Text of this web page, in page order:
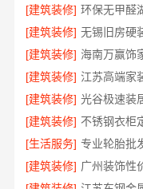
[建筑装修] 环保无甲醛
[建筑装修] 无锡旧房硬
[建筑装修]
[建筑装修] 江苏高端家
[建筑装修]
[建筑装修]
[生活服务] 专业轮胎批
[建筑装修]